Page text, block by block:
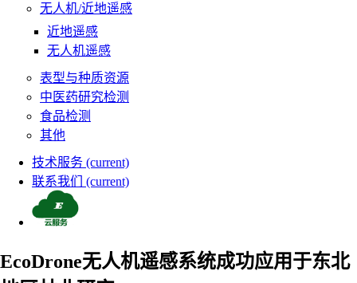
无人机/近地遥感
近地遥感
无人机遥感
表型与种质资源
中医药研究检测
食品检测
其他
技术服务 (current)
联系我们 (current)
EcoDrone无人机遥感系统成功应用于东北